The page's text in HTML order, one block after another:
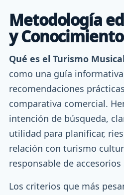
Metodología
y Conocimiento
Qué es el Turismo Musical
como una guía
recomendaciones
comparativa comercial.
intención de búsqueda,
utilidad para planificar,
relación con turismo
responsable de
Los criterios que más